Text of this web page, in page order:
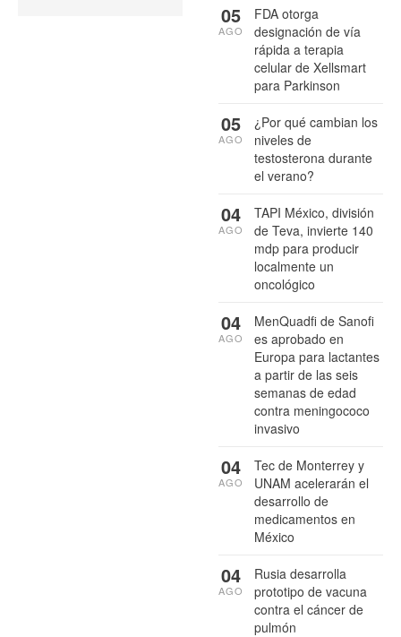
FDA otorga
designación de vía
rápida a terapia
celular de Xellsmart
para Parkinson
05
AGO
¿Por qué cambian los
niveles de
testosterona durante
el verano?
05
AGO
TAPI México, división
de Teva, invierte 140
mdp para producir
localmente un
oncológico
04
AGO
MenQuadfi de Sanofi
es aprobado en
Europa para lactantes
a partir de las seis
semanas de edad
contra meningococo
invasivo
04
AGO
Tec de Monterrey y
UNAM acelerarán el
desarrollo de
medicamentos en
México
04
AGO
Rusia desarrolla
prototipo de vacuna
contra el cáncer de
pulmón
04
AGO